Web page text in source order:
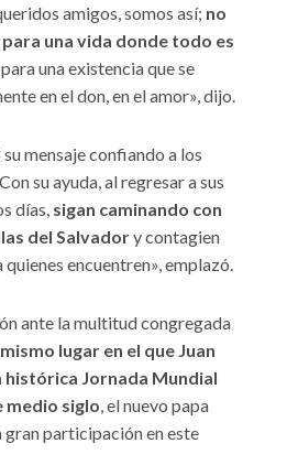
amigos, somos así; no
una vida donde todo es
una existencia que se
en el don, en el amor», dijo.
mensaje confiando a los
su ayuda, al regresar a sus
días, sigan caminando con
del Salvadory contagien
encuentren», emplazó.
ante la multitud congregada
lugar en el que Juan
histórica Jornada Mundial
medio siglo, el nuevo papa
participación en este